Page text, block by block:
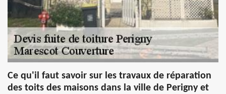
Ce qu'il faut savoir sur les travaux de réparation
des toits des maisons dans la ville de Perigny et